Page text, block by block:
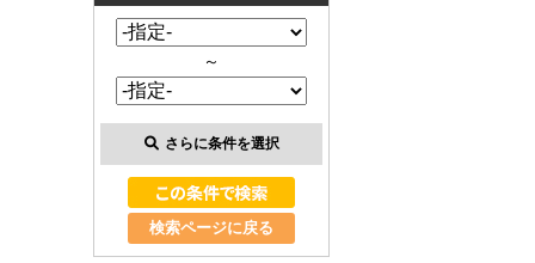
～
さらに条件を選択
検索ページに戻る